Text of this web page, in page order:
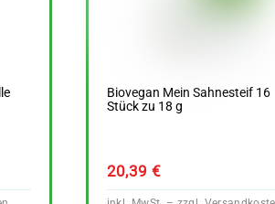
Biovegan Mein Sahnesteif 16
Stück zu 18 g
20,39 €